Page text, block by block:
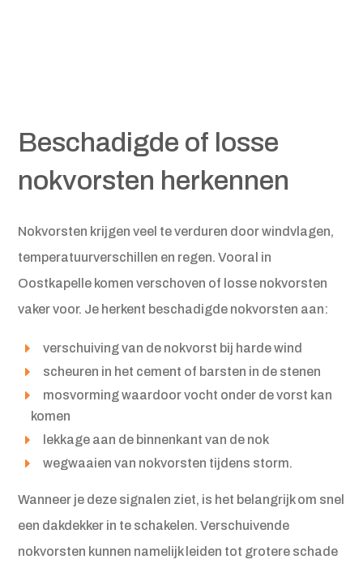
Beschadigde of losse
nokvorsten herkennen
Nokvorsten krijgen veel te verduren door windvlagen,
temperatuurverschillen en regen. Vooral in
Oostkapelle komen verschoven of losse nokvorsten
vaker voor. Je herkent beschadigde nokvorsten aan:
verschuiving van de nokvorst bij harde wind
scheuren in het cement of barsten in de stenen
mosvorming waardoor vocht onder de vorst kan
komen
lekkage aan de binnenkant van de nok
wegwaaien van nokvorsten tijdens storm.
Wanneer je deze signalen ziet, is het belangrijk om snel
een dakdekker in te schakelen. Verschuivende
nokvorsten kunnen namelijk leiden tot grotere schade